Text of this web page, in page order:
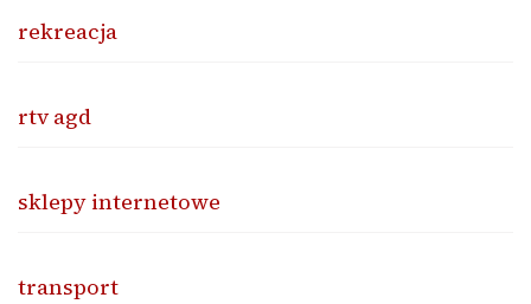
rekreacja
rtv agd
sklepy internetowe
transport